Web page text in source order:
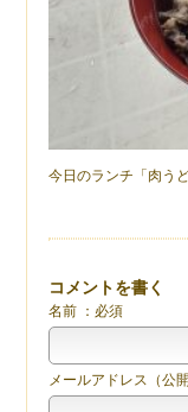
今日のランチ「肉うど
コメントを書く
名前 ：必須
メールアドレス（公